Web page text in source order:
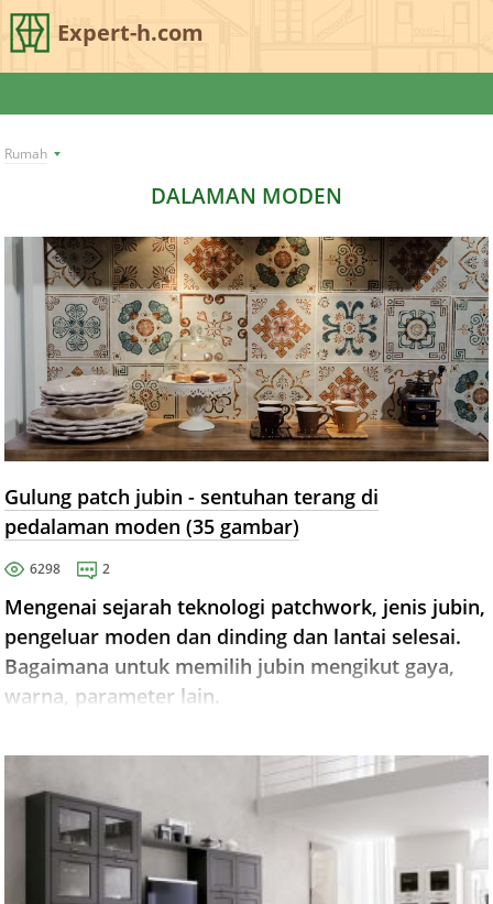
Expert-h.com
Rumah
DALAMAN MODEN
Gulung patch jubin - sentuhan terang di
pedalaman moden (35 gambar)
6298 2
Mengenai sejarah teknologi patchwork, jenis jubin,
pengeluar moden dan dinding dan lantai selesai.
Bagaimana untuk memilih jubin mengikut gaya,
warna, parameter lain.